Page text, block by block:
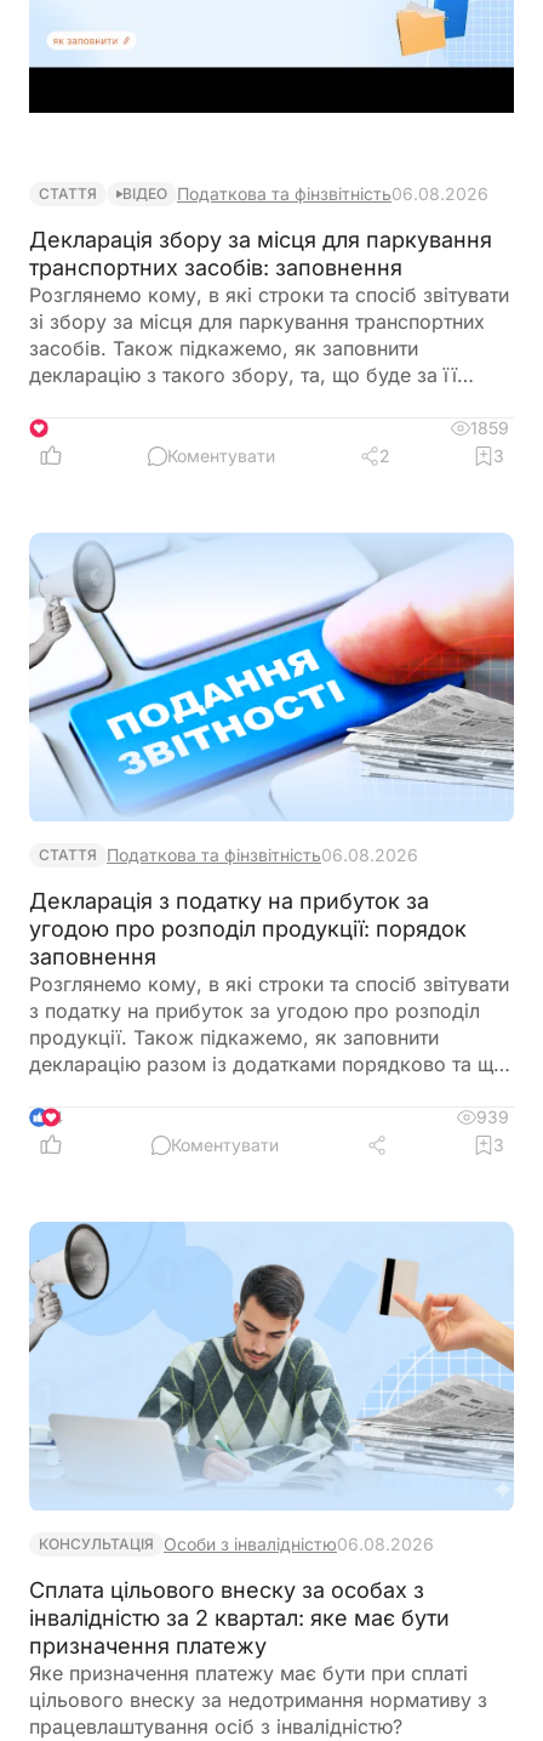
СТАТТЯ ВІДЕО Податкова та фінзвітність06.08.2026
Декларація збору за місця для паркування
транспортних засобів: заповнення
Розглянемо кому, в які строки та спосіб звітувати
зі збору за місця для паркування транспортних
засобів. Також підкажемо, як заповнити
декларацію з такого збору, та, що буде за її
1
1859
Коментувати
2 3
СТАТТЯ Податкова та фінзвітність06.08.2026
Декларація з податку на прибуток за
угодою про розподіл продукції: порядок
заповнення
Розглянемо кому, в які строки та спосіб звітувати
з податку на прибуток за угодою про розподіл
продукції. Також підкажемо, як заповнити
декларацію разом із додатками порядково та що
4
939
Коментувати
3
КОНСУЛЬТАЦІЯ Особи з інвалідністю06.08.2026
Сплата цільового внеску за особах з
інвалідністю за 2 квартал: яке має бути
призначення платежу
Яке призначення платежу має бути при сплаті
цільового внеску за недотримання нормативу з
працевлаштування осіб з інвалідністю?